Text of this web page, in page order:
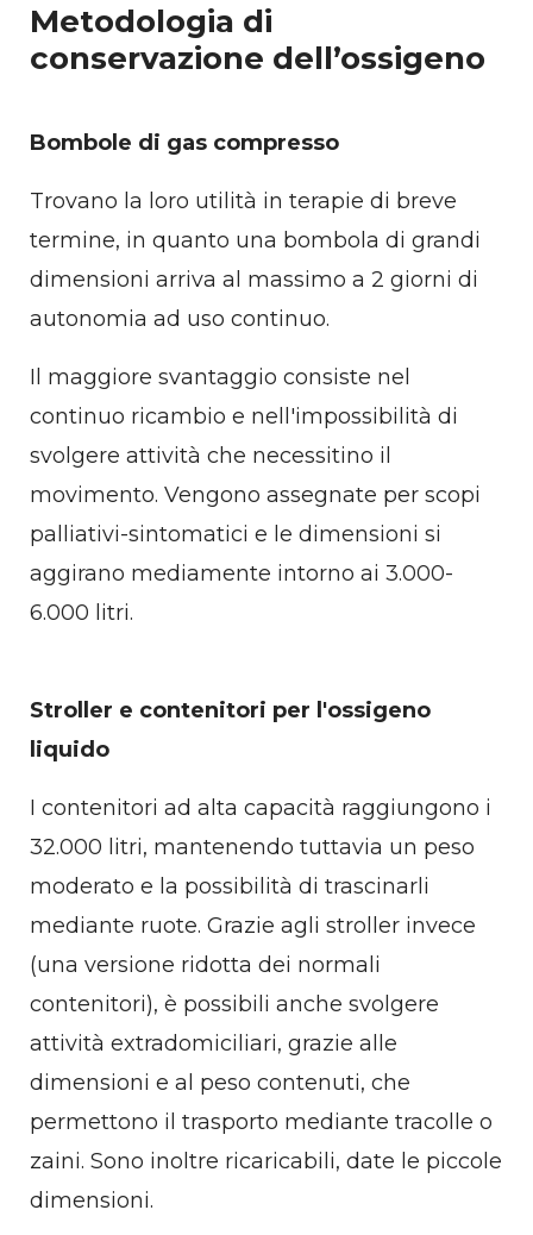
Metodologia di
conservazione dell’ossigeno
Bombole di gas compresso
Trovano la loro utilità in terapie di breve
termine, in quanto una bombola di grandi
dimensioni arriva al massimo a 2 giorni di
autonomia ad uso continuo.
Il maggiore svantaggio consiste nel
continuo ricambio e nell'impossibilità di
svolgere attività che necessitino il
movimento. Vengono assegnate per scopi
palliativi-sintomatici e le dimensioni si
aggirano mediamente intorno ai 3.000-
6.000 litri.
Stroller e contenitori per l'ossigeno
liquido
I contenitori ad alta capacità raggiungono i
32.000 litri, mantenendo tuttavia un peso
moderato e la possibilità di trascinarli
mediante ruote. Grazie agli stroller invece
(una versione ridotta dei normali
contenitori), è possibili anche svolgere
attività extradomiciliari, grazie alle
dimensioni e al peso contenuti, che
permettono il trasporto mediante tracolle o
zaini. Sono inoltre ricaricabili, date le piccole
dimensioni.